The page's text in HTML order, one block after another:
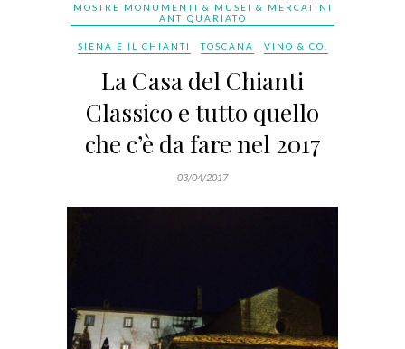
MOSTRE MONUMENTI & MUSEI & MERCATINI
ANTIQUARIATO
SIENA E IL CHIANTI TOSCANA VINO & CO.
La Casa del Chianti
Classico e tutto quello
che c’è da fare nel 2017
03/04/2017